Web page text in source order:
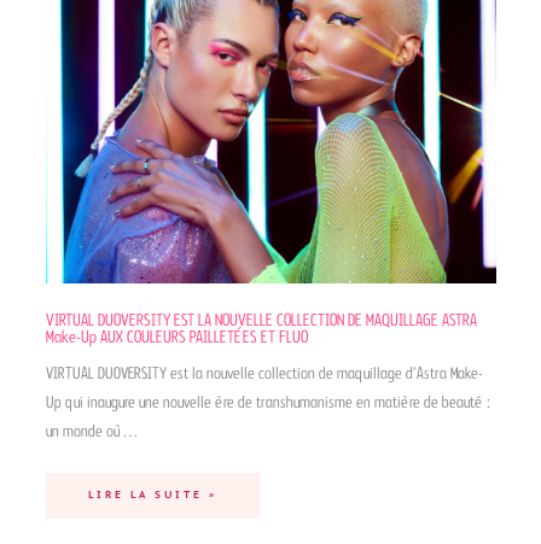
VIRTUAL DUOVERSITY EST LA NOUVELLE COLLECTION DE MAQUILLAGE ASTRA
Make-Up AUX COULEURS PAILLETÉES ET FLUO
VIRTUAL DUOVERSITY est la nouvelle collection de maquillage d’Astra Make-
Up qui inaugure une nouvelle ère de transhumanisme en matière de beauté :
un monde où…
LIRE LA SUITE »